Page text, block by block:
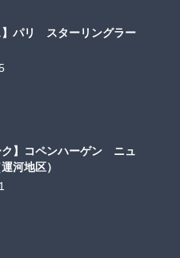
】パリ スターリングラー
ク】コペンハーゲン ニュ
河地区）